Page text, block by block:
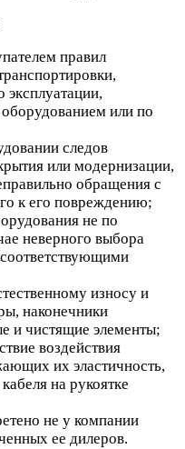
правил
эксплуатации,
или по
следов
или модернизации,
обращения с
к его повреждению;
не по
неверного выбора
износу и
наконечники
и чистящие элементы;
воздействия
их эластичность,
на рукоятке
не у компании
ее дилеров.